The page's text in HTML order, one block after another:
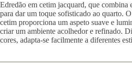
Edredão em cetim jacquard, que combina
para dar um toque sofisticado ao quarto.
cetim proporciona um aspeto suave e
criar um ambiente acolhedor e refinado.
cores, adapta-se facilmente a diferentes